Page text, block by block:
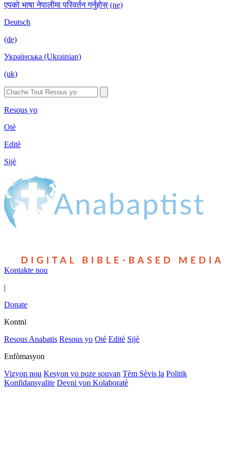
एपको भाषा नेपालीमा परिवर्तन गर्नुहोस् (ne)
Deutsch
(de)
Українська (Ukrainian)
(uk)
Resous yo
Otè
Editè
Sijè
Kontakte nou
|
Donate
Kontni
Resous Anabatis Resous yo Otè Editè Sijè
Enfòmasyon
Vizyon nou Kesyon yo poze souvan Tèm Sèvis la Politik
Konfidansyalite Devni yon Kolaboratè